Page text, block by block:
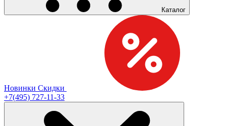
Каталог
Новинки Скидки
+7(495) 727-11-33